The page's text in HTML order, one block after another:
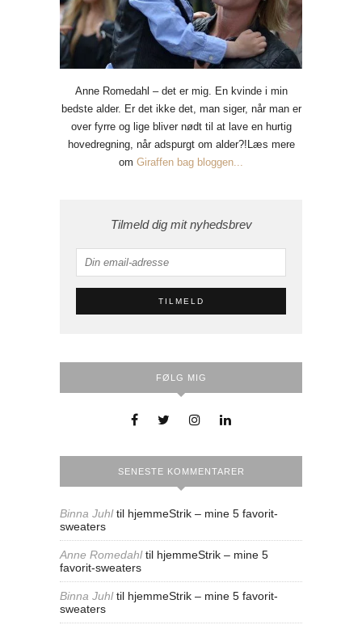
Anne Romedahl – det er mig. En kvinde i min
bedste alder. Er det ikke det, man siger, når man er
over fyrre og lige bliver nødt til at lave en hurtig
hovedregning, når adspurgt om alder?!Læs mere
om Giraffen bag bloggen...
Tilmeld dig mit nyhedsbrev
FØLG MIG
SENESTE KOMMENTARER
Binna Juhltil hjemmeStrik – mine 5 favorit-
sweaters
Anne Romedahltil hjemmeStrik – mine 5
favorit-sweaters
Binna Juhltil hjemmeStrik – mine 5 favorit-
sweaters